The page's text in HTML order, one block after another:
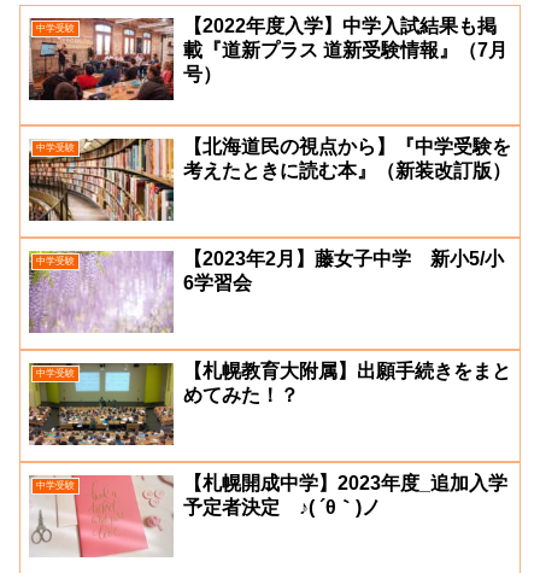
中学受験
【2022年度入学】中学入試結果も掲
載『道新プラス 道新受験情報』（7月
号）
中学受験
【北海道民の視点から】『中学受験を
考えたときに読む本』（新装改訂版）
中学受験
【2023年2月】藤女子中学 新小5/小
6学習会
中学受験
【札幌教育大附属】出願手続きをまと
めてみた！？
中学受験
【札幌開成中学】2023年度_追加入学
予定者決定 ♪( ´θ｀)ノ